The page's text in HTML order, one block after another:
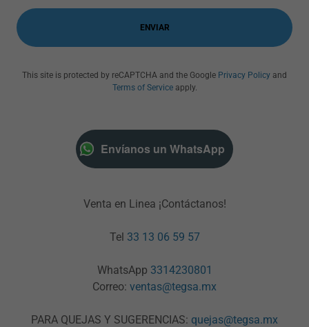
ENVIAR
This site is protected by reCAPTCHA and the Google Privacy Policy and
Terms of Serviceapply.
Envíanos un WhatsApp
Venta en Linea ¡Contáctanos!
Tel 33 13 06 59 57
WhatsApp 3314230801
Correo: ventas@tegsa.mx
PARA QUEJAS Y SUGERENCIAS: quejas@tegsa.mx